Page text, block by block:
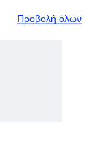
Προβολή όλων